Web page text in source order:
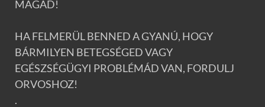
MAGAD!
HA FELMERÜL BENNED A GYANÚ, HOGY
BÁRMILYEN BETEGSÉGED VAGY
EGÉSZSÉGÜGYI PROBLÉMÁD VAN, FORDULJ
ORVOSHOZ!
.